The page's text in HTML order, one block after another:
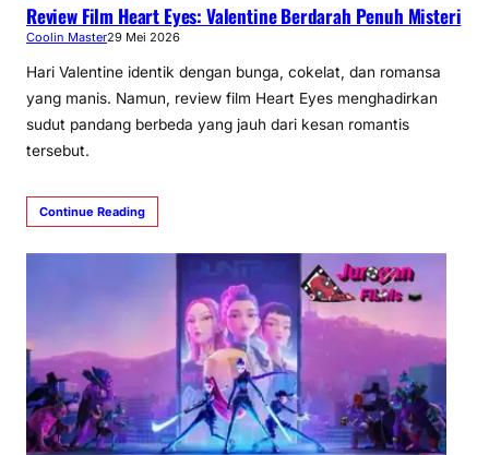
Review Film Heart Eyes: Valentine Berdarah Penuh Misteri
Coolin Master29 Mei 2026
Hari Valentine identik dengan bunga, cokelat, dan romansa
yang manis. Namun, review film Heart Eyes menghadirkan
sudut pandang berbeda yang jauh dari kesan romantis
tersebut.
Continue Reading